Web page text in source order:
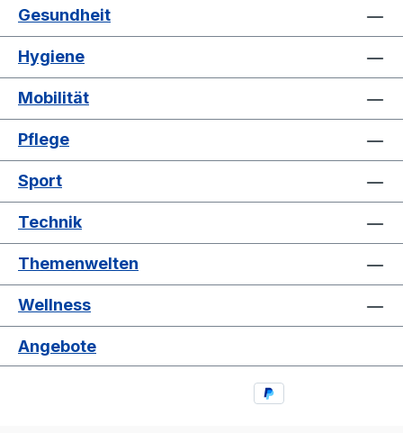
Gesundheit
Hygiene
Mobilität
Pflege
Sport
Technik
Themenwelten
Wellness
Angebote